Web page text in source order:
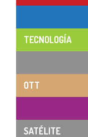
TECNOLOGÍA
OTT
SATÉLITE